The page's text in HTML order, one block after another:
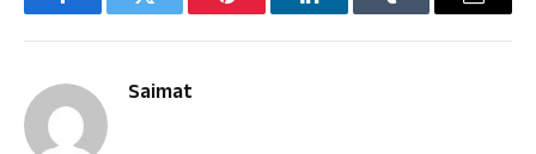
FacebookTwitter Pinterest LinkedInTumblr Email
Saimat